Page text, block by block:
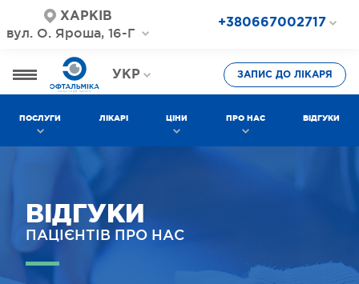
ХАРКІВ
вул. О. Яроша, 16-Г
+380667002717
+380577002717
УКР
РОС
ЗАПИС ДО ЛІКАРЯ
ПОСЛУГИ ЛІКАРІ ЦІНИ ПРО НАС ВІДГУКИ
ВІДГУКИ
ПАЦІЄНТІВ ПРО НАС